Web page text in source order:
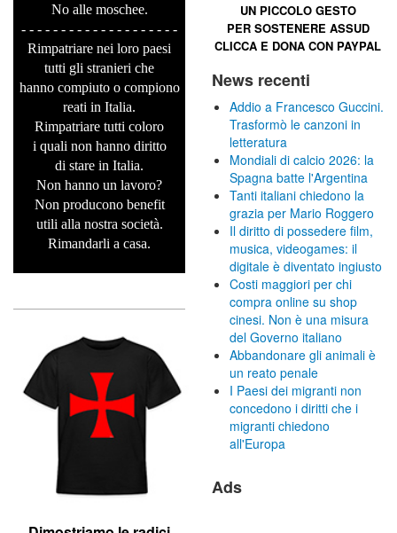
No alle moschee.
- - - - - - - - - - - - - - - - - - - -
Rimpatriare nei loro paesi
tutti gli stranieri che
hanno compiuto o compiono
reati in Italia.
Rimpatriare tutti coloro
i quali non hanno diritto
di stare in Italia.
Non hanno un lavoro?
Non producono benefit
utili alla nostra società.
Rimandarli a casa.
UN PICCOLO GESTO
PER SOSTENERE ASSUD
CLICCA E DONA CON PAYPAL
News recenti
Addio a Francesco Guccini.
Trasformò le canzoni in
letteratura
Mondiali di calcio 2026: la
Spagna batte l'Argentina
Tanti italiani chiedono la
grazia per Mario Roggero
Il diritto di possedere film,
musica, videogames: il
digitale è diventato ingiusto
Costi maggiori per chi
compra online su shop
cinesi. Non è una misura
del Governo italiano
Abbandonare gli animali è
un reato penale
I Paesi dei migranti non
concedono i diritti che i
migranti chiedono
all'Europa
Ads